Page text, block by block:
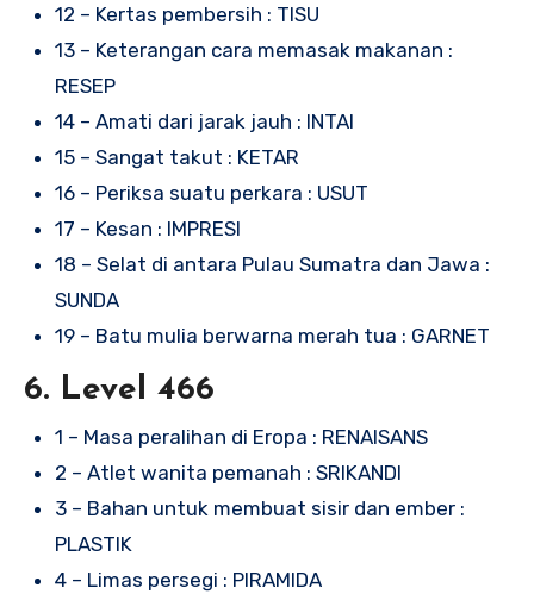
12 – Kertas pembersih : TISU
13 – Keterangan cara memasak makanan :
RESEP
14 – Amati dari jarak jauh : INTAI
15 – Sangat takut : KETAR
16 – Periksa suatu perkara : USUT
17 – Kesan : IMPRESI
18 – Selat di antara Pulau Sumatra dan Jawa :
SUNDA
19 – Batu mulia berwarna merah tua : GARNET
6. Level 466
1 – Masa peralihan di Eropa : RENAISANS
2 – Atlet wanita pemanah : SRIKANDI
3 – Bahan untuk membuat sisir dan ember :
PLASTIK
4 – Limas persegi : PIRAMIDA